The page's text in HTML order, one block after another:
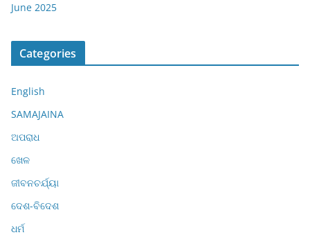
June 2025
Categories
English
SAMAJAINA
ଅପରାଧ
ଖେଳ
ଜୀବନଚର୍ଯ୍ୟା
ଦେଶ-ବିଦେଶ
ଧର୍ମ